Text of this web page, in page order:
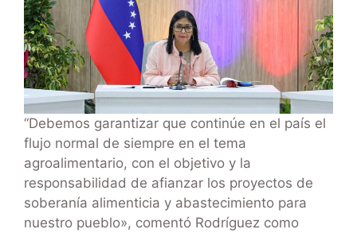
“Debemos garantizar que continúe en el país el
flujo normal de siempre en el tema
agroalimentario, con el objetivo y la
responsabilidad de afianzar los proyectos de
soberanía alimenticia y abastecimiento para
nuestro pueblo», comentó Rodríguez como